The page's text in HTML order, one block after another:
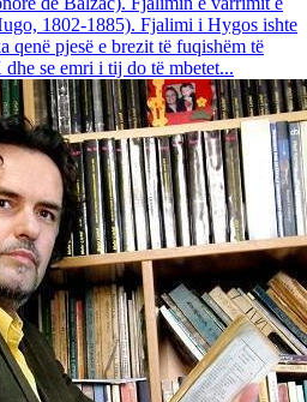
1802-1885). Fjalimi i Hygos ishte
qenë pjesë e brezit të fuqishëm të
se emri i tij do të mbetet...